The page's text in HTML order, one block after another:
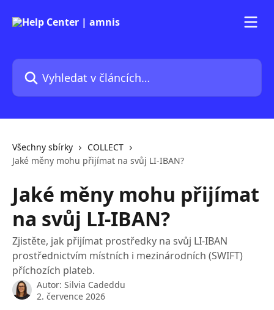
Vyhledat v článcích…
Všechny sbírky
COLLECT
Jaké měny mohu přijímat na svůj LI-IBAN?
Jaké měny mohu přijímat
na svůj LI-IBAN?
Zjistěte, jak přijímat prostředky na svůj LI-IBAN
prostřednictvím místních i mezinárodních (SWIFT)
příchozích plateb.
Autor: Silvia Cadeddu
2. července 2026